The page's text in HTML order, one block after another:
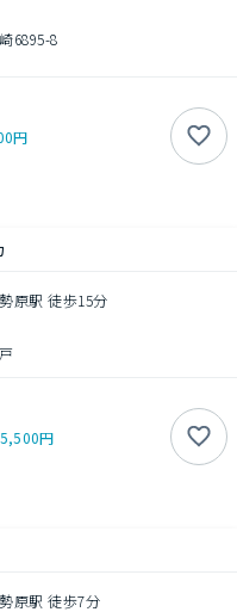
6895-8
円
原駅 徒歩15分
5,500円
原駅 徒歩7分